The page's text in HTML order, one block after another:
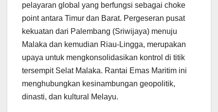
pelayaran global yang berfungsi sebagai choke
point antara Timur dan Barat. Pergeseran pusat
kekuatan dari Palembang (Sriwijaya) menuju
Malaka dan kemudian Riau-Lingga, merupakan
upaya untuk mengkonsolidasikan kontrol di titik
tersempit Selat Malaka. Rantai Emas Maritim ini
menghubungkan kesinambungan geopolitik,
dinasti, dan kultural Melayu.